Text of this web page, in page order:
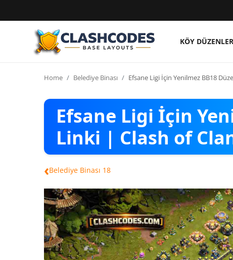
KÖY
Home Belediye Binası Efsane Ligi İçin Yenilmez BB18
Efsane Ligi İçin
Linki | Clash of
‹Belediye Binası 18